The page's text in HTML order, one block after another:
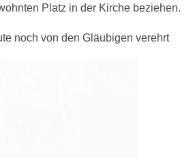
Platz in der Kirche beziehen.
noch von den Gläubigen verehrt